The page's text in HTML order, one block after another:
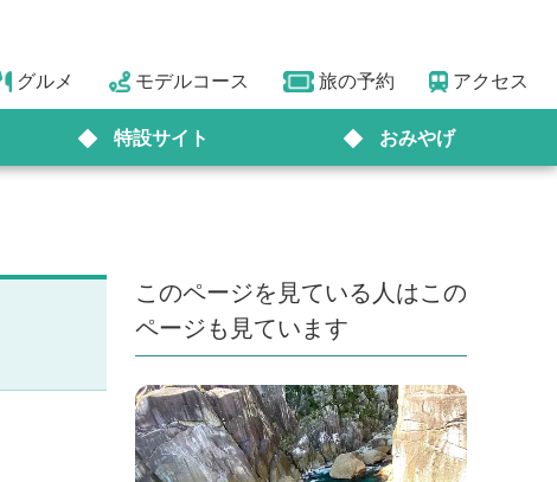
グルメ モデルコース 旅の予約 アクセス
特設サイト おみやげ
このページを見ている人はこの
ページも見ています